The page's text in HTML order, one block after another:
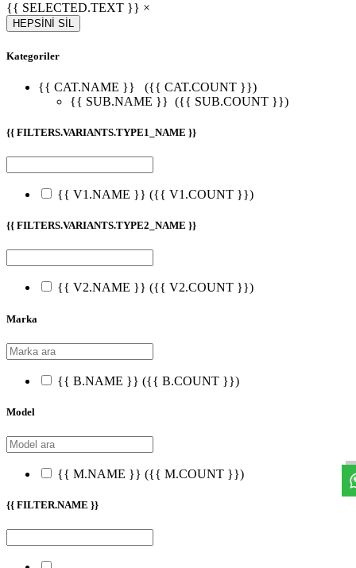
{{ SELECTED.TEXT }} ×
HEPSİNİ SİL
Kategoriler
{{ CAT.NAME }}
({{ CAT.COUNT }})
{{ SUB.NAME }} ({{ SUB.COUNT }})
{{ FILTERS.VARIANTS.TYPE1_NAME }}
{{ V1.NAME }} ({{ V1.COUNT }})
{{ FILTERS.VARIANTS.TYPE2_NAME }}
{{ V2.NAME }} ({{ V2.COUNT }})
Marka
{{ B.NAME }} ({{ B.COUNT }})
Model
{{ M.NAME }} ({{ M.COUNT }})
{{ FILTER.NAME }}